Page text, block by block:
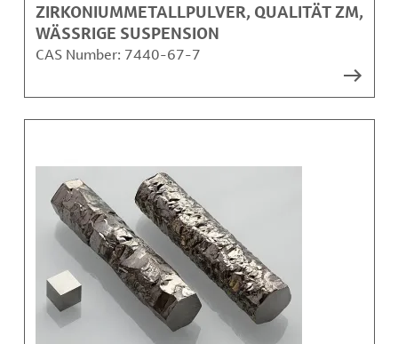
ZIRKONIUMMETALLPULVER, QUALITÄT ZM,
WÄSSRIGE SUSPENSION
CAS Number: 7440-67-7